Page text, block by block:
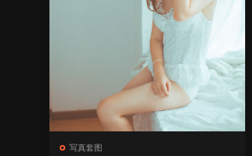
写真套图